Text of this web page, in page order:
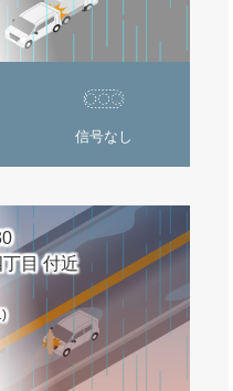
信号なし
目 付近